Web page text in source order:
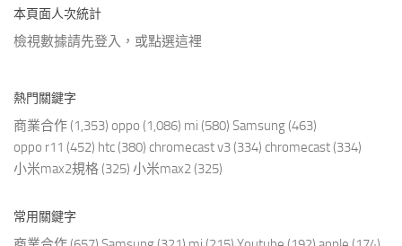
本頁面人次統計
檢視數據請先登入，或點選這裡
熱門關鍵字
商業合作 (1,353) oppo (1,086) mi (580) Samsung (463)
oppo r11 (452) htc (380) chromecast v3 (334) chromecast (334)
小米max2規格 (325) 小米max2 (325)
常用關鍵字